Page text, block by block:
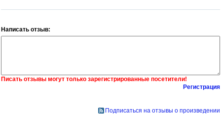
Написать отзыв:
Писать отзывы могут только зарегистрированные посетители!
Регистрация
Подписаться на отзывы о произведении